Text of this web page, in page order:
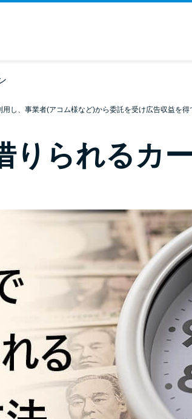
し、事業者(アコム様など)から委託を受け広告収益を得
りられるカ